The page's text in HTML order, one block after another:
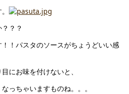
？？
！！パスタのソースがちょうどいい感
にお味を付けないと、
っちゃいますものね。。。